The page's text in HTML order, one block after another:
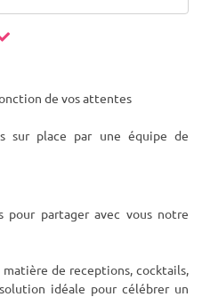
de vos attentes
sur place par une équipe de
pour partager avec vous notre
de receptions, cocktails,
idéale pour célébrer un